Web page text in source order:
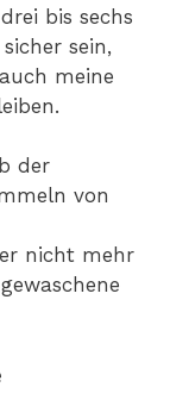
bis sechs
sein,
meine
der
von
nicht mehr